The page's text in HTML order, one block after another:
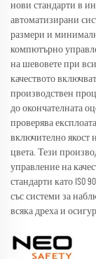
нови стандарти в
автоматизирани
размери и
компютърно
на шевовете при
качеството
производствен
до окончателната
проверява
включително якост
цвета. Тези
управление на
стандарти като ISO
със системи за
всяка дреха и